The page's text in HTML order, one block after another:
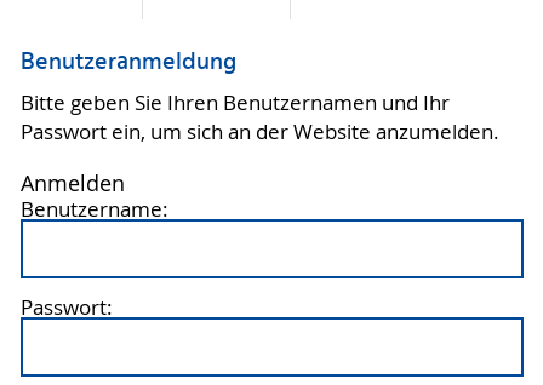
Benutzeranmeldung
Bitte geben Sie Ihren Benutzernamen und Ihr
Passwort ein, um sich an der Website anzumelden.
Anmelden
Benutzername:
Passwort: